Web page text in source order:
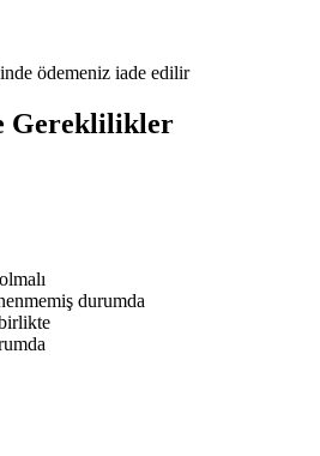
ödemeniz iade edilir
Gereklilikler
durumda